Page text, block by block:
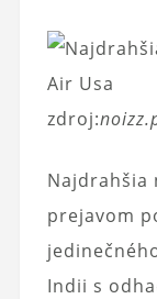
zdroj:
Najdrahšia
prejavom
Indii s